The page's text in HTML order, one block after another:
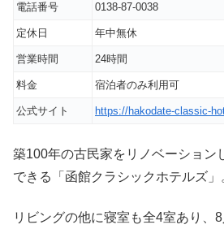
電話番号 0138-87-0038
定休日 年中無休
営業時間 24時間
料金 宿泊者のみ利用可
公式サイト https://hakodate-classic-
築100年の古民家をリノベーション
できる「函館クラシックホテルズ」
リビングの他に寝室も全4室あり、8